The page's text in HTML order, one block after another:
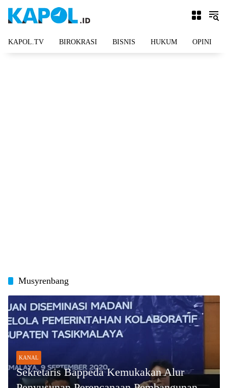
KAPOL.TV BIROKRASI BISNIS HUKUM OPINI
Musyrenbang
KANAL
Sekretaris Bappeda Kemukakan Alur